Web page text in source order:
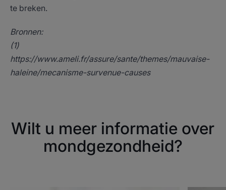
te breken.
Bronnen:
(1)
https://www.ameli.fr/assure/sante/themes/mauvaise-
haleine/mecanisme-survenue-causes
Wilt u meer informatie over
mondgezondheid?